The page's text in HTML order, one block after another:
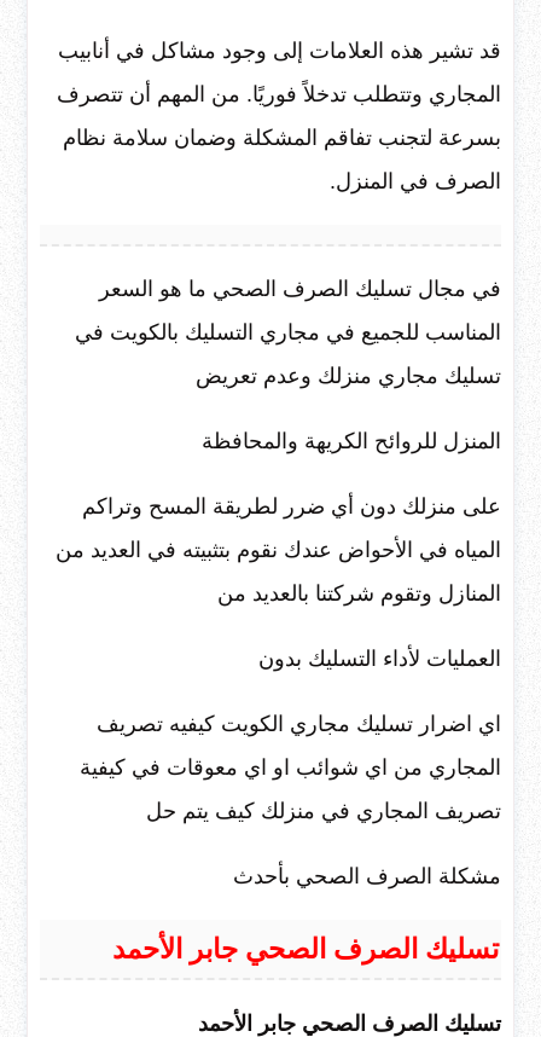
قد تشير هذه العلامات إلى وجود مشاكل في أنابيب
المجاري وتتطلب تدخلاً فوريًا. من المهم أن تتصرف
بسرعة لتجنب تفاقم المشكلة وضمان سلامة نظام
الصرف في المنزل.
في مجال تسليك الصرف الصحي ما هو السعر
المناسب للجميع في مجاري التسليك بالكويت في
تسليك مجاري منزلك وعدم تعريض
المنزل للروائح الكريهة والمحافظة
على منزلك دون أي ضرر لطريقة المسح وتراكم
المياه في الأحواض عندك نقوم بتثبيته في العديد من
المنازل وتقوم شركتنا بالعديد من
العمليات لأداء التسليك بدون
اي اضرار تسليك مجاري الكويت كيفيه تصريف
المجاري من اي شوائب او اي معوقات في كيفية
تصريف المجاري في منزلك كيف يتم حل
مشكلة الصرف الصحي بأحدث
تسليك الصرف الصحي جابر الأحمد
تسليك الصرف الصحي جابر الأحمد